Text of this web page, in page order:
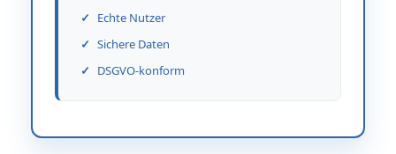
Echte Nutzer
Sichere Daten
DSGVO-konform